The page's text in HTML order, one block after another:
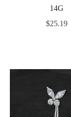
14G
Regulärer
$25.19